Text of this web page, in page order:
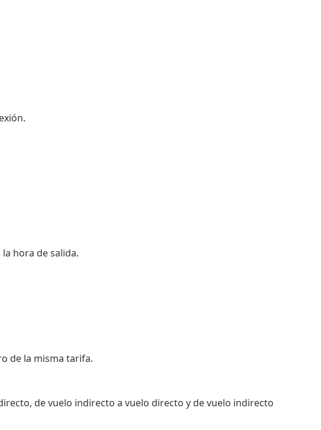
hora de salida.
de la misma tarifa.
de vuelo indirecto a vuelo directo y de vuelo indirecto